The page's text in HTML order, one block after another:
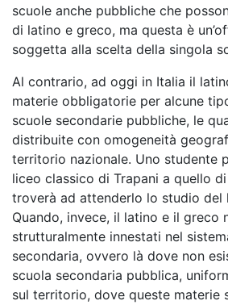
scuole anche pubbliche che
di latino e greco, ma questa è
soggetta alla scelta della singola
Al contrario, ad oggi in Italia il
materie obbligatorie per alcune
scuole secondarie pubbliche, le
distribuite con omogeneità
territorio nazionale. Uno studente
liceo classico di Trapani a quello
troverà ad attenderlo lo studio del
Quando, invece, il latino e il greco
strutturalmente innestati nel
secondaria, ovvero là dove non
scuola secondaria pubblica,
sul territorio, dove queste materie